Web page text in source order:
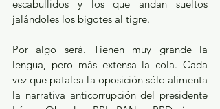
escabullidos y los que andan sueltos
jalándoles los bigotes al tigre.
Por algo será. Tienen muy grande la
lengua, pero más extensa la cola. Cada
vez que patalea la oposición sólo alimenta
la narrativa anticorrupción del presidente